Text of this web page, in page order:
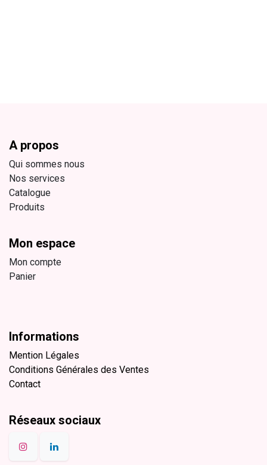
A propos
Qui sommes nous
Nos services
Catalogue
Produits
Mon espace
Mon compte
Panier
Informations
Mention Légales
Conditions Générales des Ventes
Contact
Réseaux sociaux